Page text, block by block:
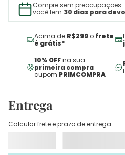
Compre sem preocupações:
você tem 30 dias para
Acima de R$299 o frete
é grátis*
10% OFFna sua
primeira compra
cupom PRIMCOMPRA
Entrega
Calcular frete e prazo de entrega